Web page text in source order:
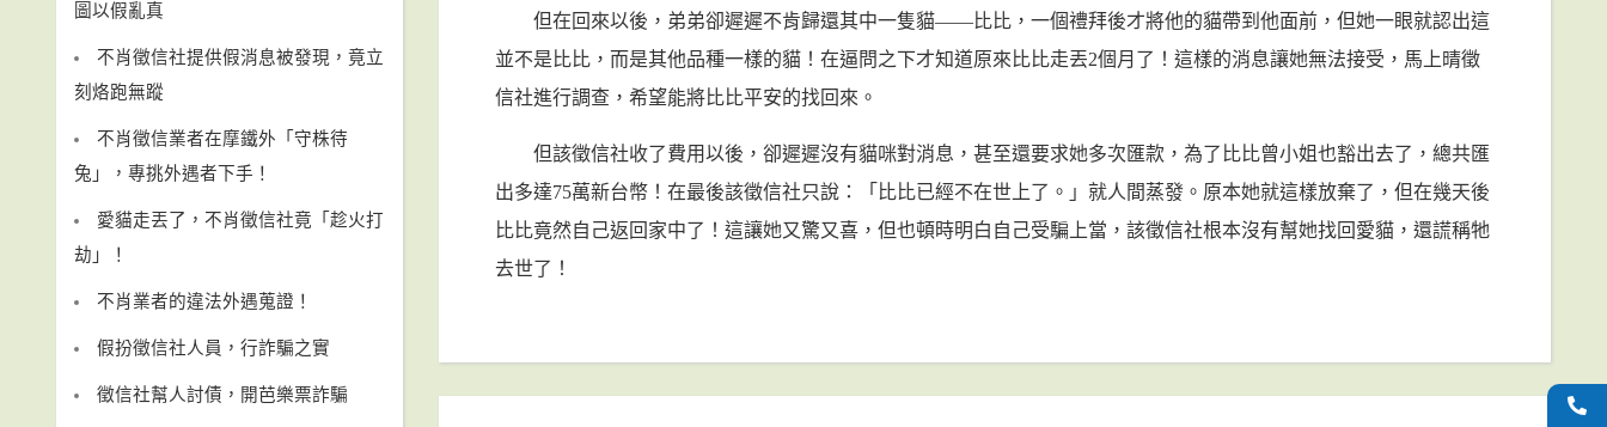
但在回來以後，弟弟卻遲遲不肯歸還其中一隻貓——比比，一個禮拜後才將他的貓帶到他面前，但她一眼就認出這
並不是比比，而是其他品種一樣的貓！在逼問之下才知道原來比比走丟2個月了！這樣的消息讓她無法接受，馬上晴徵
信社進行調查，希望能將比比平安的找回來。
但該徵信社收了費用以後，卻遲遲沒有貓咪對消息，甚至還要求她多次匯款，為了比比曾小姐也豁出去了，總共匯
出多達75萬新台幣！在最後該徵信社只說：「比比已經不在世上了。」就人間蒸發。原本她就這樣放棄了，但在幾天後
比比竟然自己返回家中了！這讓她又驚又喜，但也頓時明白自己受騙上當，該徵信社根本沒有幫她找回愛貓，還謊稱牠
去世了！
圖以假亂真
不肖徵信社提供假消息被發現，竟立
刻烙跑無蹤
不肖徵信業者在摩鐵外「守株待
兔」，專挑外遇者下手！
愛貓走丟了，不肖徵信社竟「趁火打
劫」！
不肖業者的違法外遇蒐證！
假扮徵信社人員，行詐騙之實
徵信社幫人討債，開芭樂票詐騙